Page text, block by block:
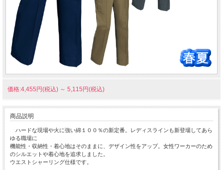
価格:4,455円(税込) ～ 5,115円(税込)
商品説明
ハードな現場や火に強い綿１００％の新定番。レディスラインも新登場してあら
ゆる職場に
機能性・収納性・着心地はそのままに、デザイン性をアップ。女性ワーカーのため
のシルエットや着心地を追求しました。
ウエストシャーリング仕様です。